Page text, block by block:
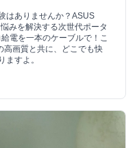
はありませんか？ASUS
みを解決する次世代ポータ
電を一本のケーブルで！こ
高画質と共に、どこでも快
ますよ。